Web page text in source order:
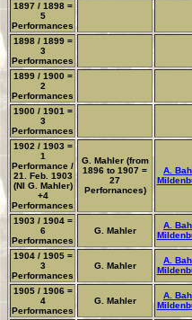
1897 / 1898 =
5
Performances
1898 / 1899 =
3
Performances
1899 / 1900 =
2
Performances
1900 / 1901 =
3
Performances
1902 / 1903 =
1
Performance /
21. Feb. 1903
(NI G. Mahler)
+4
Performances
G. Mahler(from
1896 to 1907 =
27
Perfornances)
A.
1903 / 1904 =
6
Performances
G. Mahler
A.
1904 / 1905 =
3
Performances
G. Mahler
A.
1905 / 1906 =
4
Performances
G. Mahler
A.